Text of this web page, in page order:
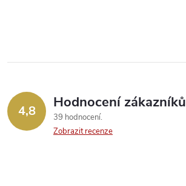
4,8 Hodnocení zákazníků
39 hodnocení
Zobrazit recenze